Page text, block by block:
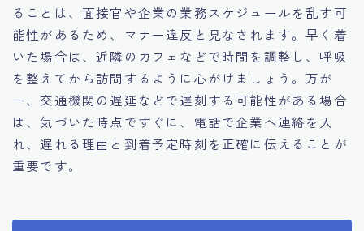
ることは、面接官や企業の業務スケジュールを乱す可
能性があるため、マナー違反と見なされます。早く着
いた場合は、近隣のカフェなどで時間を調整し、呼吸
を整えてから訪問するように心がけましょう。万が
一、交通機関の遅延などで遅刻する可能性がある場合
は、気づいた時点ですぐに、電話で企業へ連絡を入
れ、遅れる理由と到着予定時刻を正確に伝えることが
重要です。